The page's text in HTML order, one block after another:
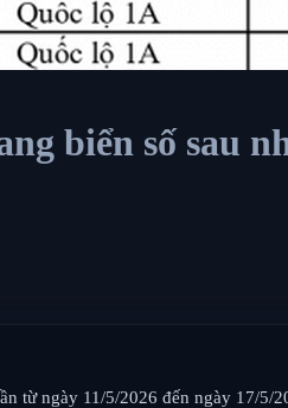
biển số sau
từ ngày 11/5/2026 đến ngày 17/